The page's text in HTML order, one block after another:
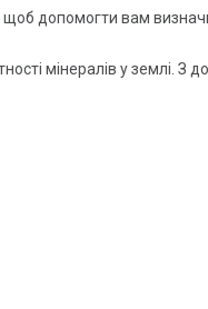
щоб допомогти вам
мінералів у землі. З